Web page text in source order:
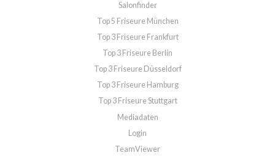
Salonfinder
Top 5 Friseure München
Top 3 Friseure Frankfurt
Top 3 Friseure Berlin
Top 3 Friseure Düsseldorf
Top 3 Friseure Hamburg
Top 3 Friseure Stuttgart
Mediadaten
Login
TeamViewer